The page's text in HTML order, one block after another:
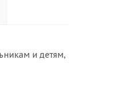
и детям,